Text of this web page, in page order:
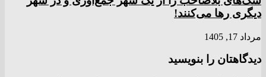
دیگری رها می‌کنند!
مرداد 17, 1405
دیدگاهتان را بنویسید